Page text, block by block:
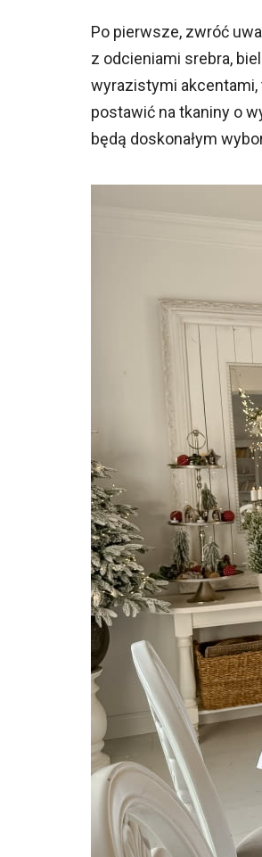
Po pierwsze, zwróć
z odcieniami srebra,
wyrazistymi akcentami,
postawić na tkaniny o
będą doskonałym